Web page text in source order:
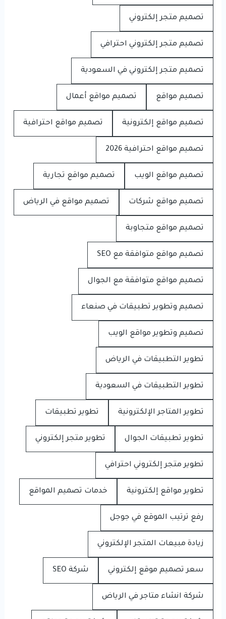
تصميم متجر إلكتروني
تصميم متجر إلكتروني احترافي
تصميم متجر إلكتروني في السعودية
تصميم مواقع تصميم مواقع أعمال
تصميم مواقع إلكترونية تصميم مواقع احترافية
تصميم مواقع احترافية 2026
تصميم مواقع الويب تصميم مواقع تجارية
تصميم مواقع شركات تصميم مواقع في الرياض
تصميم مواقع متجاوبة
تصميم مواقع متوافقة مع SEO
تصميم مواقع متوافقة مع الجوال
تصميم وتطوير تطبيقات في صنعاء
تصميم وتطوير مواقع الويب
تطوير التطبيقات في الرياض
تطوير التطبيقات في السعودية
تطوير المتاجر الإلكترونية تطوير تطبيقات
تطوير تطبيقات الجوال تطوير متجر إلكتروني
تطوير متجر إلكتروني احترافي
تطوير مواقع إلكترونية خدمات تصميم المواقع
رفع ترتيب الموقع في جوجل
زيادة مبيعات المتجر الإلكتروني
سعر تصميم موقع إلكتروني شركة SEO
شركة انشاء متاجر في الرياض